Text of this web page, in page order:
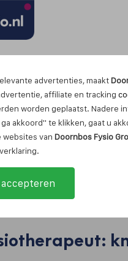
advertenties, maakt
affiliate en tracking
worden geplaatst. Nadere
akkoord" te klikken, gaat u
websites van Doornbos Fysio
verklaring.